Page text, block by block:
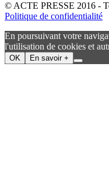
© ACTE PRESSE 2016 -
Politique de confidentialité
En poursuivant votre
l'utilisation de cookies et
OK En savoir +